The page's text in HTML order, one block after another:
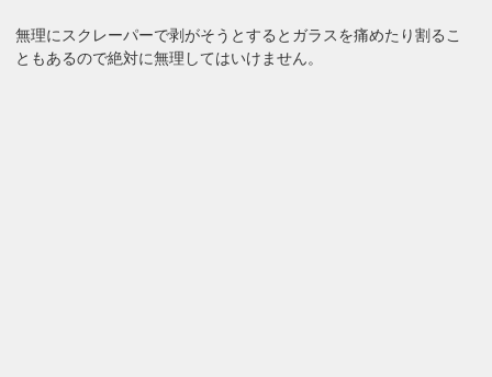
無理にスクレーパーで剥がそうとするとガラスを痛めたり割るこ
ともあるので絶対に無理してはいけません。